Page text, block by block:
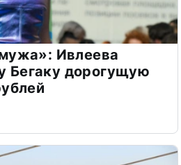
Ивлеева
Бегаку дорогущую